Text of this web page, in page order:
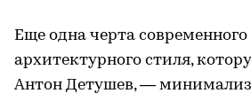
Еще одна черта
архитектурного стиля,
Антон Детушев, —